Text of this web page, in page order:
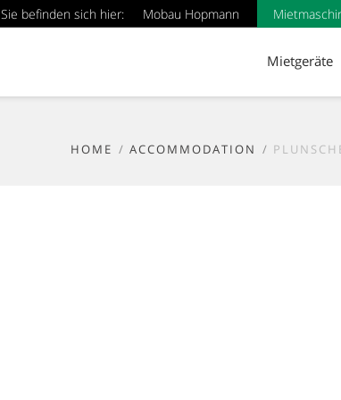
Sie befinden sich hier: Mobau Hopmann
Mietgeräte
HOME ACCOMMODATION